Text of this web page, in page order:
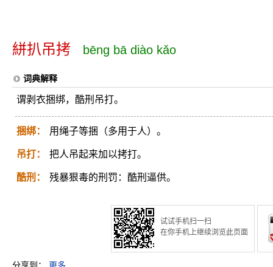
絣扒吊拷 bēng bā diào kǎo
词典解释
谓剥衣捆绑，酷刑吊打。
捆绑： 用绳子等捆（多用于人）。
吊打： 把人吊起来加以拷打。
酷刑： 残暴狠毒的刑罚：酷刑逼供。
试试手机扫一扫
在你手机上继续浏览此页面